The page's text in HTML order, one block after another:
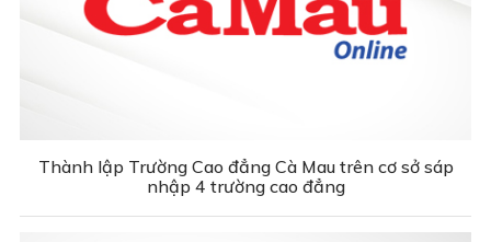
Thành lập Trường Cao đẳng Cà Mau trên cơ sở sáp
nhập 4 trường cao đẳng